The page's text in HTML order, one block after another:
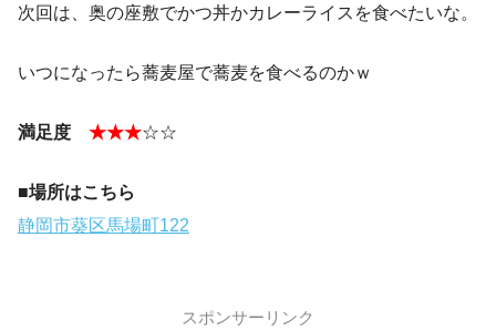
次回は、奥の座敷でかつ丼かカレーライスを食べたいな。
いつになったら蕎麦屋で蕎麦を食べるのかｗ
満足度 ★★★☆☆
■場所はこちら
静岡市葵区馬場町122
スポンサーリンク